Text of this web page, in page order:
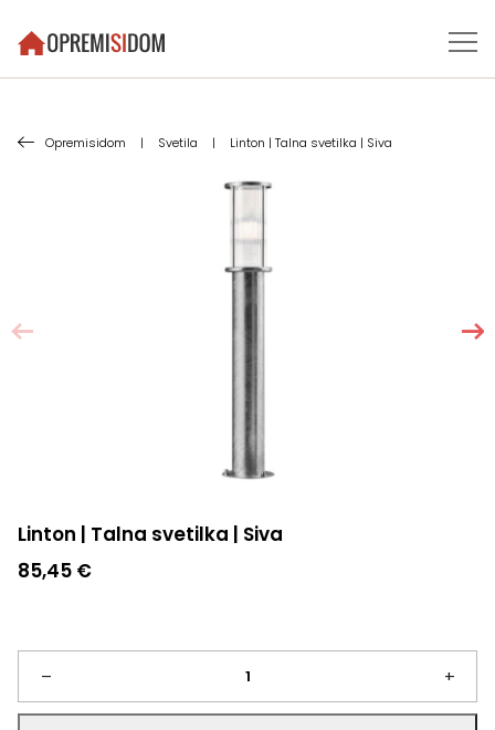
Opremisidom | Svetila | Linton | Talna svetilka | Siva
Linton | Talna svetilka | Siva
85,45 €
–
Linton
|
+